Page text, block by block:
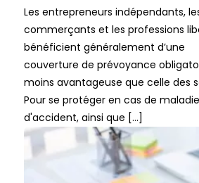
Les entrepreneurs indépendants,
commerçants et les professions
bénéficient généralement d’une
couverture de prévoyance
moins avantageuse que celle des
Pour se protéger en cas de
d'accident, ainsi que […]